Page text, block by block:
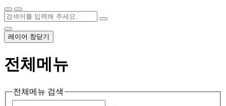
레이어 창닫기
전체메뉴
전체메뉴 검색